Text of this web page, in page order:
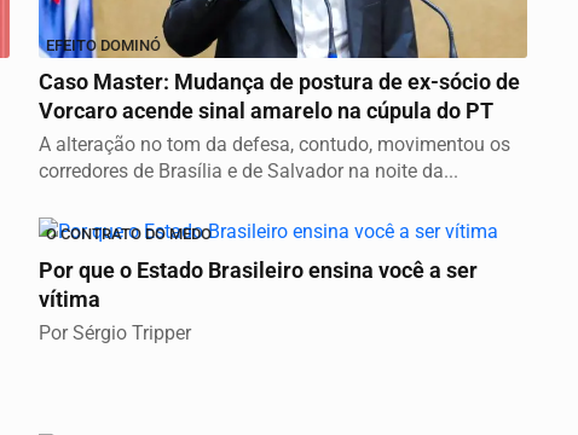
EFEITO DOMINÓ
Caso Master: Mudança de postura de ex-sócio de
Vorcaro acende sinal amarelo na cúpula do PT
A alteração no tom da defesa, contudo, movimentou os
corredores de Brasília e de Salvador na noite da...
O CONTRATO DO MEDO
Por que o Estado Brasileiro ensina você a ser
vítima
Por Sérgio Tripper